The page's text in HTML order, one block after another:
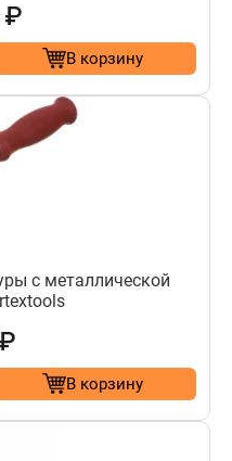
₽
В корзину
с металлической
В корзину